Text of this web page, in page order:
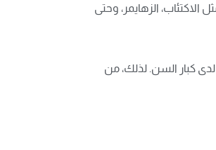
الزهايمر، وحتى
كبار السن. لذلك، من